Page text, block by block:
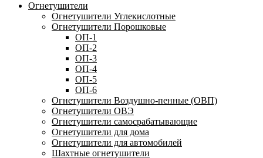
Огнетушители
Огнетушители Углекислотные
Огнетушители Порошковые
ОП-1
ОП-2
ОП-3
ОП-4
ОП-5
ОП-6
Огнетушители Воздушно-пенные (ОВП)
Огнетушители ОВЭ
Огнетушители самосрабатывающие
Огнетушители для дома
Огнетушители для автомобилей
Шахтные огнетушители